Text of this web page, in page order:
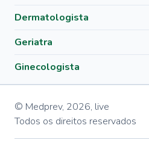
Dermatologista
Geriatra
Ginecologista
© Medprev, 2026, live
Todos os direitos reservados